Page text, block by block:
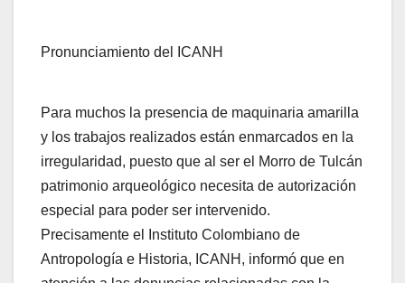
Pronunciamiento del ICANH
Para muchos la presencia de maquinaria amarilla
y los trabajos realizados están enmarcados en la
irregularidad, puesto que al ser el Morro de Tulcán
patrimonio arqueológico necesita de autorización
especial para poder ser intervenido.
Precisamente el Instituto Colombiano de
Antropología e Historia, ICANH, informó que en